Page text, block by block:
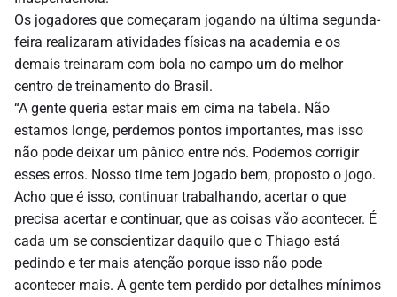
Os jogadores que começaram jogando na última segunda-
feira realizaram atividades físicas na academia e os
demais treinaram com bola no campo um do melhor
centro de treinamento do Brasil.
“A gente queria estar mais em cima na tabela. Não
estamos longe, perdemos pontos importantes, mas isso
não pode deixar um pânico entre nós. Podemos corrigir
esses erros. Nosso time tem jogado bem, proposto o jogo.
Acho que é isso, continuar trabalhando, acertar o que
precisa acertar e continuar, que as coisas vão acontecer. É
cada um se conscientizar daquilo que o Thiago está
pedindo e ter mais atenção porque isso não pode
acontecer mais. A gente tem perdido por detalhes mínimos